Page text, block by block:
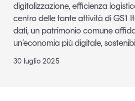
digitalizzazione, efficienza
centro delle tante attività di GS1
dati, un patrimonio comune
un’economia più digitale,
30 luglio 2025